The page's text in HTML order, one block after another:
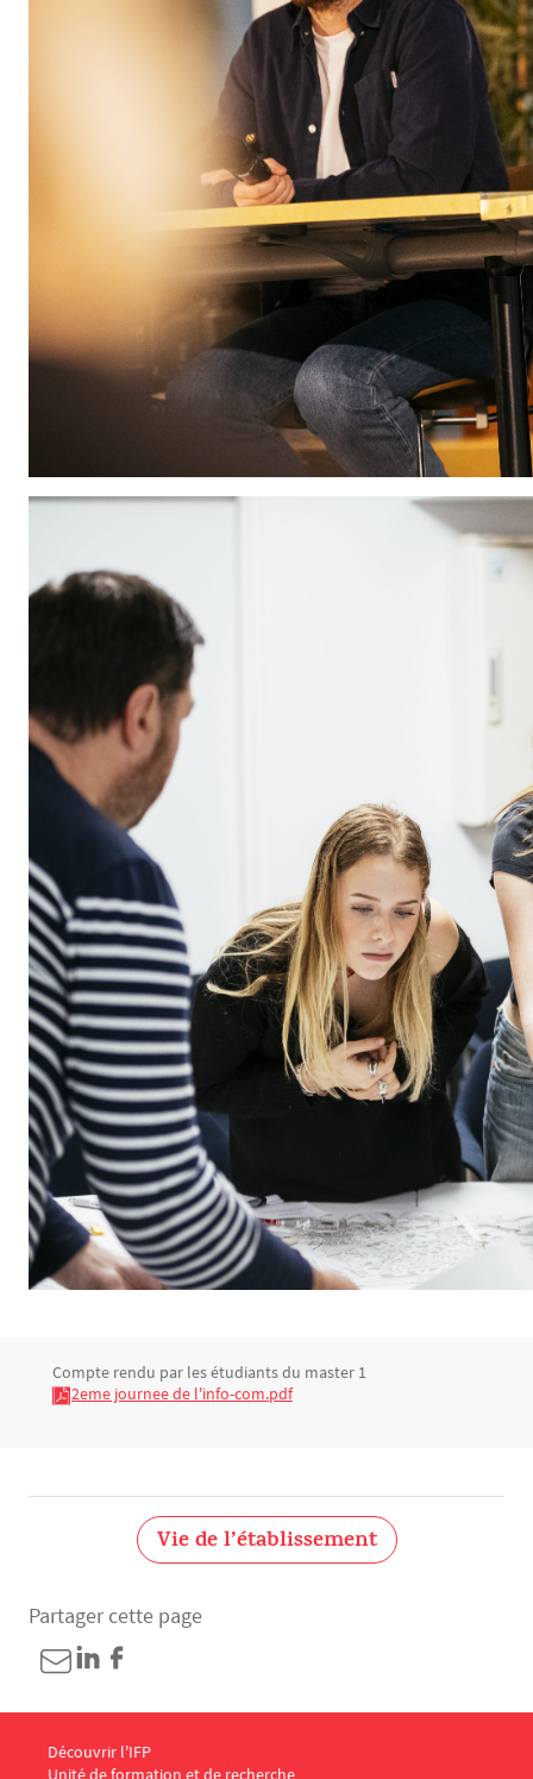
Bloc(s) libre(s)
Texte
Compte rendu par les étudiants du master 1
2eme journee de l'info-com.pdf
Vie de l’établissement
Partager cette page
Menu Footer IFP 1
Découvrir l'IFP
Unité de formation et de recherche